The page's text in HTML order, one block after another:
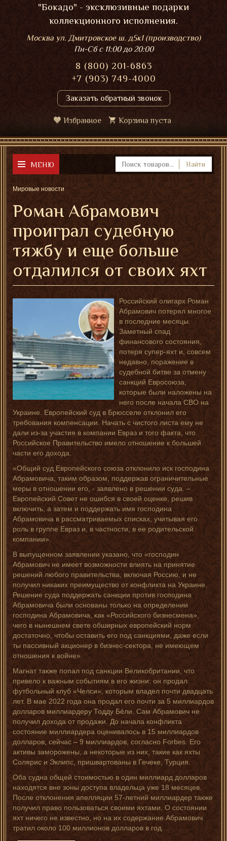
"Бокадо" - эксклюзивные подарки
коллекционного исполнения.
Москва ул. Дмитровское ш. д5к1 (производство)
Пн-Сбс 11:00 до 20:00
8 (800) 201-6863
+7 (903) 749-4000
Заказать обратный звонок
Избранное Корзина пуста
МЕНЮ Найти
Мировые новости
Роман Абрамович
проиграл судебную
тяжбу и еще больше
отдалился от своих яхт
Российский олигарх Роман
Абрамович потерял многое
в последние месяцы.
Заметный спад
финансового состояния,
потеря супер-яхт и, совсем
недавно, поражение в
судебной битве за отмену
санкций Евросоюза,
которые были наложены на
него после начала СВО на
Украине. Европейский суд в Брюсселе отклонил его
требования компенсации. Начать с чистого листа ему не
дали из-за участия в компании Евраз и того факта, что
Российское Правительство имело отношение к большей
части его дохода.
«Общий суд Европейского союза отклонило иск господина
Абрамовича, таким образом, поддержав ограничительные
меры в отношении его, - заявлено в решении суда. –
Европейский Совет не ошибся в своей оценке, решив
включить, а затем и поддержать имя господина
Абрамовича в рассматриваемых списках, учитывая его
роль в группе Евраз и, в частности, в ее родительской
компании».
В выпущенном заявлении указано, что «господин
Абрамович не имеет возможности влиять на принятие
решений любого правительства, включая Россию, и не
получил никаких преимущество от конфликта на Украине.
Решение суда поддержать санкции против господина
Абрамовича были основаны только на определении
господина Абрамовича, как «Российского бизнесмена»,
чего в нынешнем свете обширных европейский норм
достаточно, чтобы оставить его под санкциями, даже если
ты пассивный акционер в бизнес-сектора, не имеющем
отношения к войне».
Магнат также попал под санкции Великобритании, что
привело к важным событиям в его жизни: он продал
футбольный клуб «Челси», которым владел почти двадцать
лет. В мае 2022 года она продал его почти за 5 миллиардов
долларов миллиардеру Тодду Бёли. Сам Абрамович не
получил дохода от продажи. До начала конфликта
состояние миллиардера оценивалось в 15 миллиардов
долларов, сейчас – 9 миллиардов, согласно Forbes. Его
активы заморожены, а некоторые из них, такие как яхты
Солярис и Эклипс, пришвартованы в Гечеке, Турция.
Оба судна общей стоимостью в один миллиард долларов
находятся вне зоны доступа владельца уже 18 месяцев.
После отклонения апелляции 57-летний миллиардер также
получил право пользоваться своими яхтами. О состоянии
яхт ничего не известно, но на их содержание Абрамович
тратил около 100 миллионов долларов в год.